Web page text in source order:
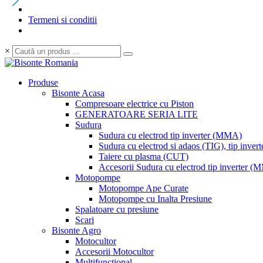
Termeni si conditii
×
Produse
Bisonte Acasa
Compresoare electrice cu Piston
GENERATOARE SERIA LITE
Sudura
Sudura cu electrod tip inverter (MMA)
Sudura cu electrod si adaos (TIG), tip
Taiere cu plasma (CUT)
Accesorii Sudura cu electrod tip inverter
Motopompe
Motopompe Ape Curate
Motopompe cu Inalta Presiune
Spalatoare cu presiune
Scari
Bisonte Agro
Motocultor
Accesorii Motocultor